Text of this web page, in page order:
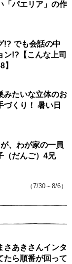
「パエリア」の作
!? でも会話の中
ン!?【こんな上司
】
みたいな立体のお
くり！ 暑い日
、わが家の一員
（だんご）4兄
（7/30～8/6）
さあきさんインタ
たら順番が回って